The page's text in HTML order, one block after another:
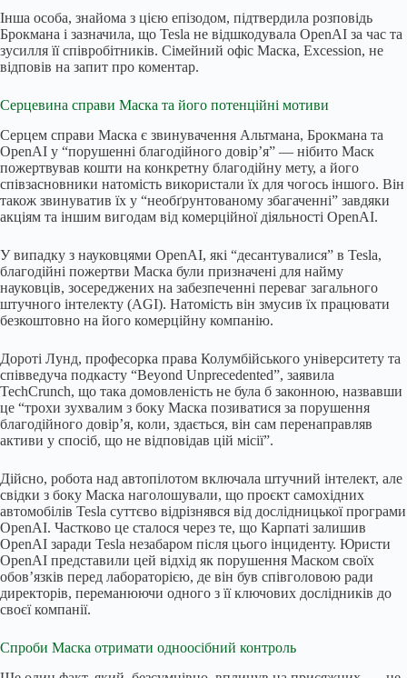
Інша особа, знайома з цією епізодом, підтвердила розповідь
Брокмана і зазначила, що Tesla не відшкодувала OpenAI за час та
зусилля її співробітників. Сімейний офіс Маска, Excession, не
відповів на запит про коментар.
Серцевина справи Маска та його потенційні мотиви
Серцем справи Маска є звинувачення Альтмана, Брокмана та
OpenAI у “порушенні благодійного довір’я” — нібито Маск
пожертвував кошти на конкретну благодійну мету, а його
співзасновники натомість використали їх для чогось іншого. Він
також звинуватив їх у “необґрунтованому збагаченні” завдяки
акціям та іншим вигодам від комерційної діяльності OpenAI.
У випадку з науковцями OpenAI, які “десантувалися” в Tesla,
благодійні пожертви Маска були призначені для найму
науковців, зосереджених на забезпеченні переваг загального
штучного інтелекту (AGI). Натомість він змусив їх працювати
безкоштовно на його комерційну компанію.
Дороті Лунд, професорка права Колумбійського університету та
співведуча подкасту “Beyond Unprecedented”, заявила
TechCrunch, що така домовленість не була б законною, назвавши
це “трохи зухвалим з боку Маска позиватися за порушення
благодійного довір’я, коли, здається, він сам перенаправляв
активи у спосіб, що не відповідав цій місії”.
Дійсно, робота над автопілотом включала штучний інтелект, але
свідки з боку Маска наголошували, що проєкт самохідних
автомобілів Tesla суттєво відрізнявся від дослідницької програми
OpenAI. Частково це сталося через те, що Карпаті залишив
OpenAI заради Tesla незабаром після цього інциденту. Юристи
OpenAI представили цей відхід як порушення Маском своїх
обов’язків перед лабораторією, де він був співголовою ради
директорів, переманюючи одного з її ключових дослідників до
своєї компанії.
Спроби Маска отримати одноосібний контроль